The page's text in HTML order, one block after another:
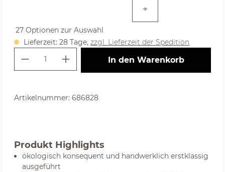
27 Optionen zur Auswahl
Lieferzeit: 28 Tage, zzgl. Lieferzeit der Spedition
Produkt Anzahl: Gib den
In den Warenkorb
Artikelnummer: 686828
Produkt Highlights
ökologisch konsequent und handwerklich erstklassig
ausgeführt